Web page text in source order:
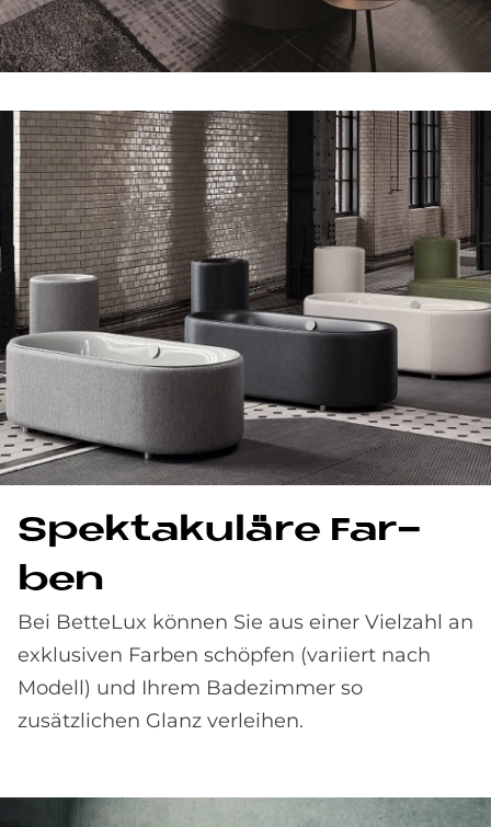
Spek­ta­ku­lä­re Far­
ben
Bei BetteLux können Sie aus einer Vielzahl an
exklusiven Farben schöpfen (variiert nach
Modell) und Ihrem Badezimmer so
zusätzlichen Glanz verleihen.